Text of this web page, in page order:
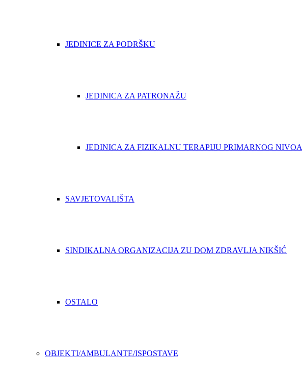
JEDINICE ZA PODRŠKU
JEDINICA ZA PATRONAŽU
JEDINICA ZA FIZIKALNU TERAPIJU PRIMARNOG NIVOA
SAVJETOVALIŠTA
SINDIKALNA ORGANIZACIJA ZU DOM ZDRAVLJA NIKŠIĆ
OSTALO
OBJEKTI/AMBULANTE/ISPOSTAVE